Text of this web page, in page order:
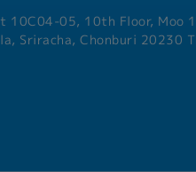
service quality of
10C04-05, 10th Floor, Moo
Sriracha, Chonburi 20230